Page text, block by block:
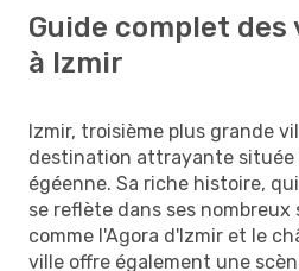
Guide complet
à Izmir
Izmir, troisième plus grande
destination attrayante située
égéenne. Sa riche histoire,
se reflète dans ses
comme l'Agora d'Izmir et le
ville offre également une